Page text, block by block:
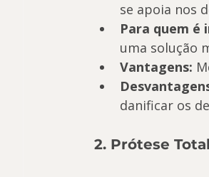
se apoia nos
Para quem é
uma solução
Vantagens:
danificar os
2. Prótese